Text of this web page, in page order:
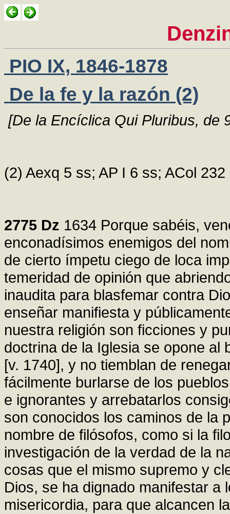
PIO IX, 1846-1878
De la fe y la razón (2)
[De la Encíclica Qui Pluribus, de
(2) Aexq 5 ss; AP I 6 ss; ACol 232
2775 Dz 1634 Porque sabéis,
enconadísimos enemigos del
de cierto ímpetu ciego de loca
temeridad de opinión que
inaudita para blasfemar contra
enseñar manifiesta y
nuestra religión son ficciones y
doctrina de la Iglesia se opone al
[v. 1740], y no tiemblan de
fácilmente burlarse de los
e ignorantes y arrebatarlos
son conocidos los caminos de la
nombre de filósofos, como si la
investigación de la verdad de la
cosas que el mismo supremo y
Dios, se ha dignado manifestar a
misericordia, para que alcancen